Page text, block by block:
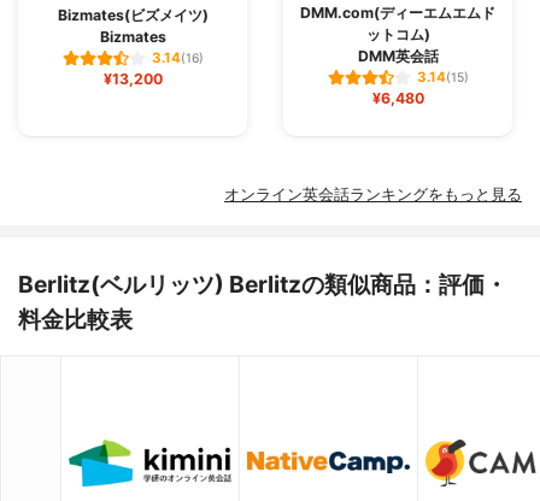
Bizmates(ビズメイツ)
Bizmates
3.14(16)
¥13,200
DMM.com(ディーエムエムド
ットコム)
DMM英会話
3.14(15)
¥6,480
オンライン英会話ランキングをもっと見る
Berlitz(ベルリッツ) Berlitzの類似商品：評価・
料金比較表